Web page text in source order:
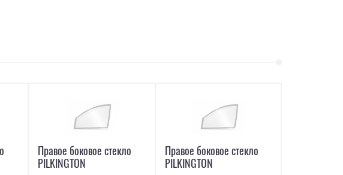
Правое боковое стекло
PILKINGTON
Правое боковое стекло
PILKINGTON